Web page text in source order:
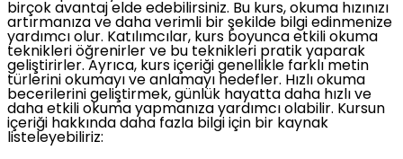
birçok avantaj elde edebilirsiniz. Bu kurs, okuma hızınızı
artırmanıza ve daha verimli bir şekilde bilgi edinmenize
yardımcı olur. Katılımcılar, kurs boyunca etkili okuma
teknikleri öğrenirler ve bu teknikleri pratik yaparak
geliştirirler. Ayrıca, kurs içeriği genellikle farklı metin
türlerini okumayı ve anlamayı hedefler. Hızlı okuma
becerilerini geliştirmek, günlük hayatta daha hızlı ve
daha etkili okuma yapmanıza yardımcı olabilir. Kursun
içeriği hakkında daha fazla bilgi için bir kaynak
listeleyebiliriz: